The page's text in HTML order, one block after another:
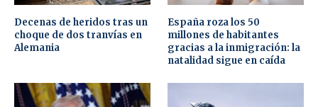
Decenas de heridos tras un
choque de dos tranvías en
Alemania
España roza los 50
millones de habitantes
gracias a la inmigración: la
natalidad sigue en caída